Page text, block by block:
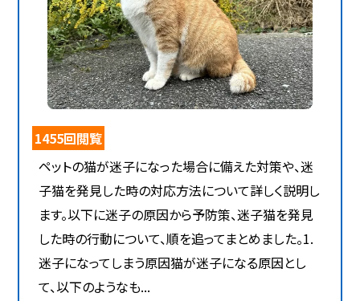
1455回閲覧
ペットの猫が迷子になった場合に備えた対策や、迷
子猫を発見した時の対応方法について詳しく説明し
ます。以下に迷子の原因から予防策、迷子猫を発見
した時の行動について、順を追ってまとめました。1.
迷子になってしまう原因猫が迷子になる原因とし
て、以下のようなも...